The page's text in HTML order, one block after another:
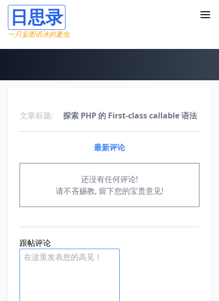
日思录
一只妄图语冰的夏虫
文章标题: 探索 PHP 的 First-class callable 语法
最新评论
还没有任何评论!
请不吝赐教, 留下您的宝贵意见!
跟帖评论